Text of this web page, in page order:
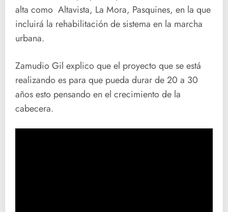
alta como Altavista, La Mora, Pasquines, en la que
incluirá la rehabilitación de sistema en la marcha
urbana.
Zamudio Gil explico que el proyecto que se está
realizando es para que pueda durar de 20 a 30
años esto pensando en el crecimiento de la
cabecera.